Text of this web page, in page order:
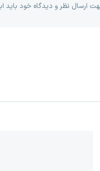
ارسال نظر و دیدگاه خود باید